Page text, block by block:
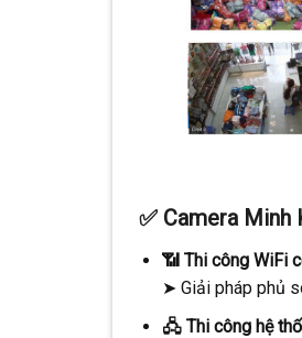
✅ Camera Minh
📶 Thi công WiFi
➤ Giải pháp phủ
🖧 Thi công hệ